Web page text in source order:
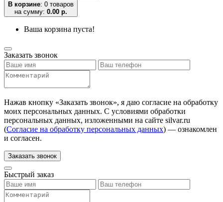
В корзине: 0 товаров
на сумму: 0.00 р.
Ваша корзина пуста!
Заказать звонок
Нажав кнопку «Заказать звонок», я даю согласие на обработку
моих персональных данных. С условиями обработки
персональных данных, изложенными на сайте silvar.ru
(Согласие на обработку персональных данных) — ознакомлен
и согласен.
Заказать звонок
Быстрый заказ